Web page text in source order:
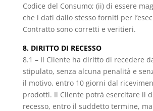
Codice del Consumo; (ii) di essere
che i dati dallo stesso forniti per
Contratto sono corretti e veritieri.
8. DIRITTO DI RECESSO
8.1 – Il Cliente ha diritto di recedere
stipulato, senza alcuna penalità e
il motivo, entro 10 giorni dal
prodotti. Il Cliente potrà esercitare il
recesso, entro il suddetto termine,